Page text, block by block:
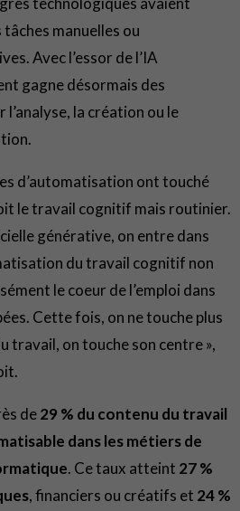
manuelles ou
Avec l’essor de l’IA
gagne désormais des
la création ou le
d’automatisation ont touché
le travail cognitif mais routinier.
générative, on entre dans
du travail cognitif non
le coeur de l’emploi dans
Cette fois, on ne touche plus
travail, on touche son centre »,
de29 % du contenu du travail
dans les métiers de
. Ce taux atteint 27 %
, financiers ou créatifs et 24 %